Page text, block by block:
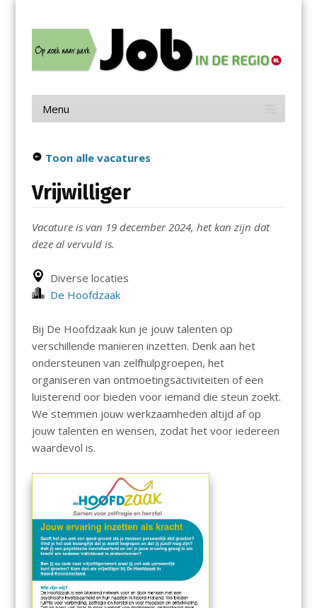
contentJob in de Regio
Menu
Toon alle vacatures
Vrijwilliger
Vacature is van 19 december 2024, het kan zijn dat
deze al vervuld is.
Diverse locaties
De Hoofdzaak
Bij De Hoofdzaak kun je jouw talenten op
verschillende manieren inzetten. Denk aan het
ondersteunen van zelfhulpgroepen, het
organiseren van ontmoetingsactiviteiten of een
luisterend oor bieden voor iemand die steun zoekt.
We stemmen jouw werkzaamheden altijd af op
jouw talenten en wensen, zodat het voor iedereen
waardevol is.